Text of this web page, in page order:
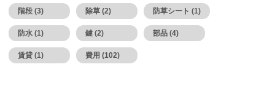
階段 (3) 除草 (2) 防草シート (1)
防水 (1) 鍵 (2) 部品 (4)
賃貸 (1) 費用 (102)